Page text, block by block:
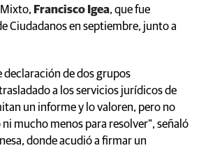
Francisco Igea, que fue
Ciudadanos en septiembre, junto a
declaración de dos grupos
a los servicios jurídicos de
un informe y lo valoren, pero no
mucho menos para resolver”, señaló
donde acudió a firmar un